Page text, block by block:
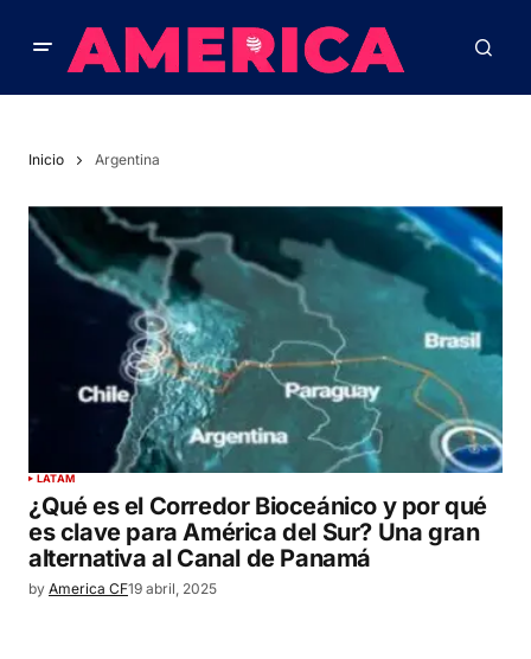
Inicio Argentina
LATAM
¿Qué es el Corredor Bioceánico y por qué
es clave para América del Sur? Una gran
alternativa al Canal de Panamá
by America CF19 abril, 2025